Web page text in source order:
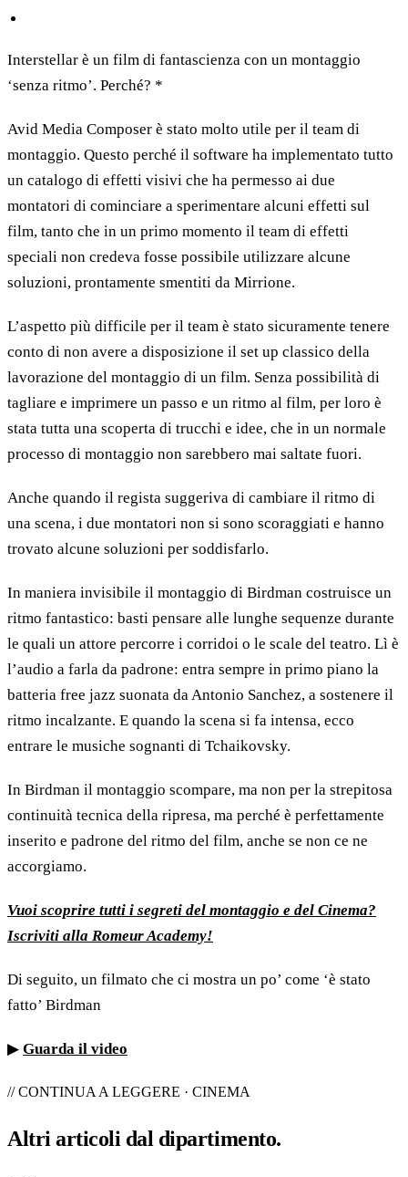
Interstellar è un film di fantascienza con un montaggio
‘senza ritmo’. Perché? *
Avid Media Composer è stato molto utile per il team di
montaggio. Questo perché il software ha implementato tutto
un catalogo di effetti visivi che ha permesso ai due
montatori di cominciare a sperimentare alcuni effetti sul
film, tanto che in un primo momento il team di effetti
speciali non credeva fosse possibile utilizzare alcune
soluzioni, prontamente smentiti da Mirrione.
L’aspetto più difficile per il team è stato sicuramente tenere
conto di non avere a disposizione il set up classico della
lavorazione del montaggio di un film. Senza possibilità di
tagliare e imprimere un passo e un ritmo al film, per loro è
stata tutta una scoperta di trucchi e idee, che in un normale
processo di montaggio non sarebbero mai saltate fuori.
Anche quando il regista suggeriva di cambiare il ritmo di
una scena, i due montatori non si sono scoraggiati e hanno
trovato alcune soluzioni per soddisfarlo.
In maniera invisibile il montaggio di Birdman costruisce un
ritmo fantastico: basti pensare alle lunghe sequenze durante
le quali un attore percorre i corridoi o le scale del teatro. Lì è
l’audio a farla da padrone: entra sempre in primo piano la
batteria free jazz suonata da Antonio Sanchez, a sostenere il
ritmo incalzante. E quando la scena si fa intensa, ecco
entrare le musiche sognanti di Tchaikovsky.
In Birdman il montaggio scompare, ma non per la strepitosa
continuità tecnica della ripresa, ma perché è perfettamente
inserito e padrone del ritmo del film, anche se non ce ne
accorgiamo.
Vuoi scoprire tutti i segreti del montaggio e del Cinema?
Iscriviti alla Romeur Academy!
Di seguito, un filmato che ci mostra un po’ come ‘è stato
fatto’ Birdman
▶ Guarda il video
// CONTINUA A LEGGERE · CINEMA
Altri articoli dal dipartimento.